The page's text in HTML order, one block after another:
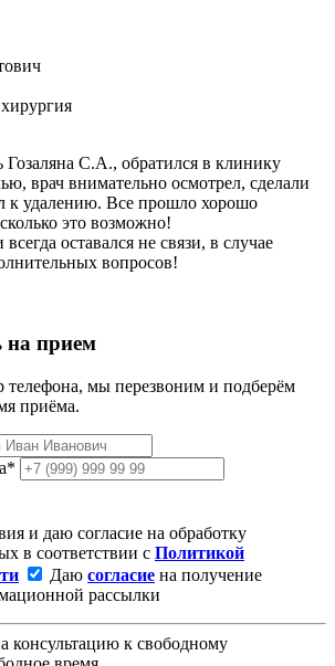
Гозаляна С.А., обратился в клинику
врач внимательно осмотрел, сделали
к удалению. Все прошло хорошо
это возможно!
оставался не связи, в случае
вопросов!
на прием
телефона, мы перезвоним и подберём
приёма.
и даю согласие на обработку
в соответствии с Политикой
Даю согласие на получение
рассылки
консультацию к свободному